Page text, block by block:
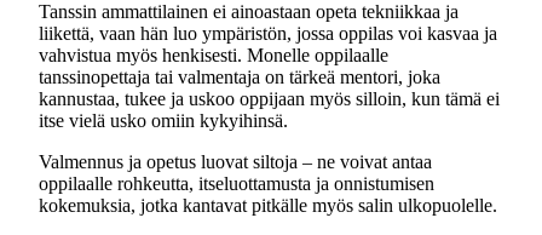
Tanssin ammattilainen ei ainoastaan opeta tekniikkaa ja
liikettä, vaan hän luo ympäristön, jossa oppilas voi kasvaa ja
vahvistua myös henkisesti. Monelle oppilaalle
tanssinopettaja tai valmentaja on tärkeä mentori, joka
kannustaa, tukee ja uskoo oppijaan myös silloin, kun tämä ei
itse vielä usko omiin kykyihinsä.
Valmennus ja opetus luovat siltoja – ne voivat antaa
oppilaalle rohkeutta, itseluottamusta ja onnistumisen
kokemuksia, jotka kantavat pitkälle myös salin ulkopuolelle.